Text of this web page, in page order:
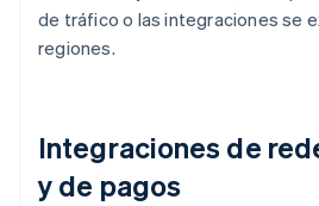
de tráfico o las integraciones se
regiones.
Integraciones de
y de pagos